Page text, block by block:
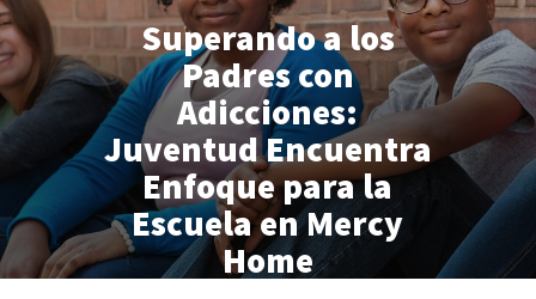
Superando a los
Padres con
Adicciones:
Juventud Encuentra
Enfoque para la
Escuela en Mercy
Home